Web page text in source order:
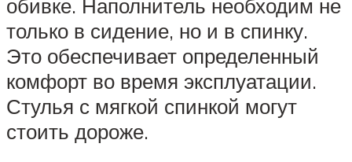
обивке. Наполнитель необходим не
только в сидение, но и в спинку.
Это обеспечивает определенный
комфорт во время эксплуатации.
Стулья с мягкой спинкой могут
стоить дороже.